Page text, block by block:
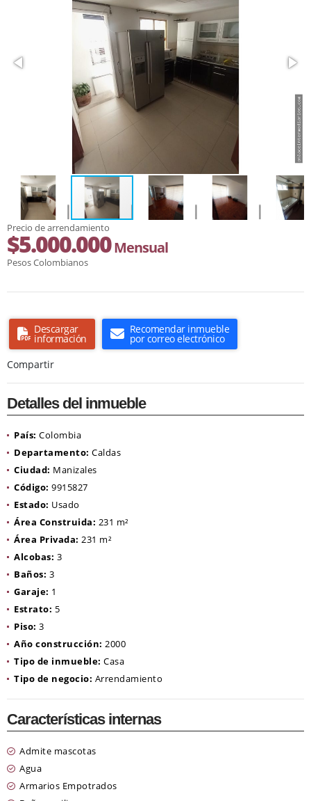
Precio de arrendamiento
$5.000.000Mensual
Pesos Colombianos
Descargar
información
Recomendar inmueble
por correo electrónico
Compartir
Detalles del inmueble
País: Colombia
Departamento: Caldas
Ciudad: Manizales
Código: 9915827
Estado: Usado
Área Construida: 231 m²
Área Privada: 231 m²
Alcobas: 3
Baños: 3
Garaje: 1
Estrato: 5
Piso: 3
Año construcción: 2000
Tipo de inmueble: Casa
Tipo de negocio: Arrendamiento
Características internas
Admite mascotas
Agua
Armarios Empotrados